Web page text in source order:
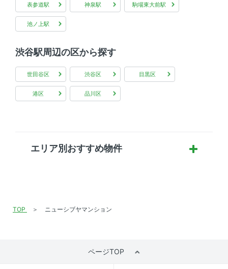
表参道駅 神泉駅 駒場東大前駅
池ノ上駅
渋谷駅周辺の区から探す
世田谷区 渋谷区 目黒区
港区 品川区
エリア別おすすめ物件
TOP ニューシブヤマンション
ページTOP